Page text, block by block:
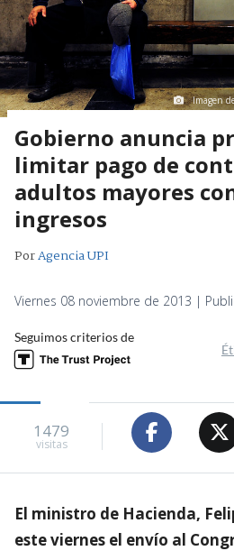
Imagen
Gobierno anuncia
limitar pago de
adultos mayores
ingresos
PorAgencia UPI
Viernes 08 noviembre de 2013 |
Seguimos criterios de
1479
visitas
El ministro de Hacienda,
este viernes el envío al